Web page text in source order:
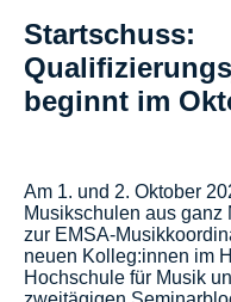
Startschuss:
beginnt im
Am 1. und 2. Oktober
Musikschulen aus
zur EMSA-
neuen Kolleg:innen im
Hochschule für Musik